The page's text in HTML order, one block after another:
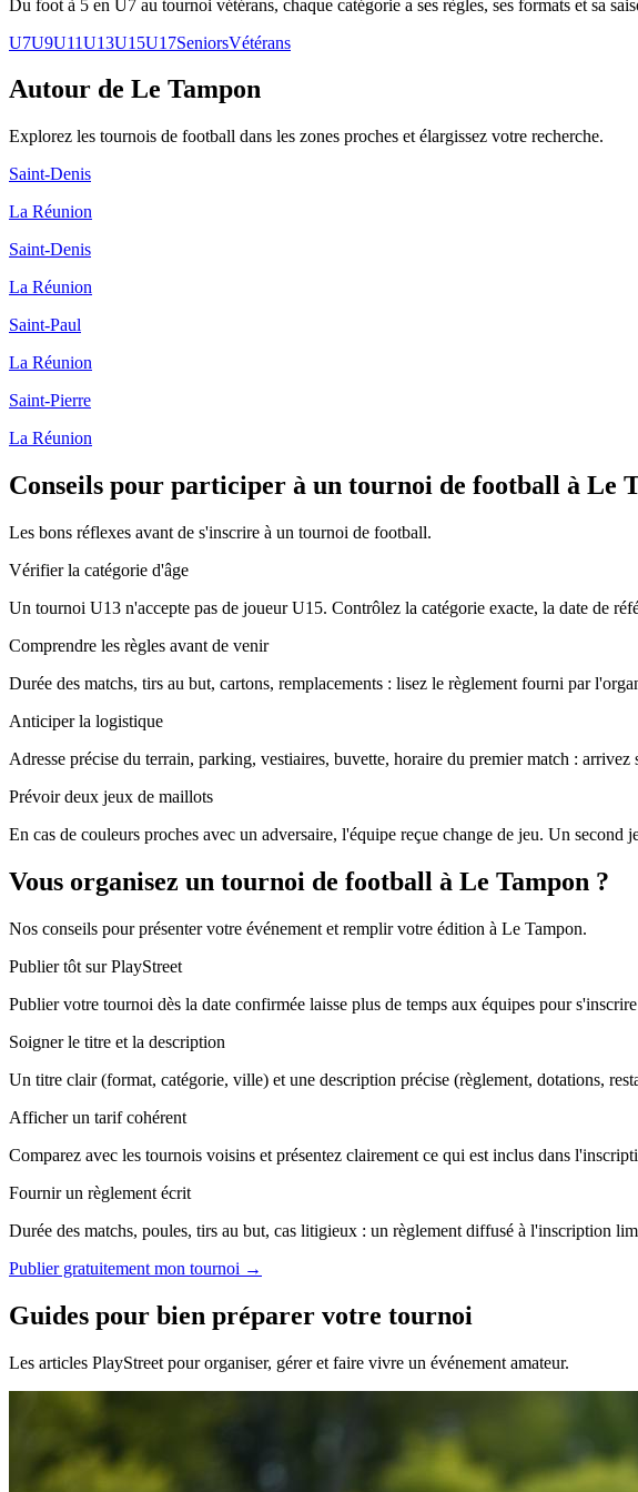
Du foot à 5 en U7 au tournoi vétérans, chaque catégorie a ses règles, ses formats et sa
U7U9U11U13U15U17SeniorsVétérans
Autour de Le Tampon
Explorez les tournois de football dans les zones proches et élargissez votre recherche.
Saint-Denis
La Réunion
Saint-Denis
La Réunion
Saint-Paul
La Réunion
Saint-Pierre
La Réunion
Conseils pour participer à un tournoi de football à Le
Les bons réflexes avant de s'inscrire à un tournoi de football.
Vérifier la catégorie d'âge
Un tournoi U13 n'accepte pas de joueur U15. Contrôlez la catégorie exacte, la date de
Comprendre les règles avant de venir
Durée des matchs, tirs au but, cartons, remplacements : lisez le règlement fourni par
Anticiper la logistique
Adresse précise du terrain, parking, vestiaires, buvette, horaire du premier match :
Prévoir deux jeux de maillots
En cas de couleurs proches avec un adversaire, l'équipe reçue change de jeu. Un second
Vous organisez un tournoi de football à Le Tampon ?
Nos conseils pour présenter votre événement et remplir votre édition à Le Tampon.
Publier tôt sur PlayStreet
Publier votre tournoi dès la date confirmée laisse plus de temps aux équipes pour
Soigner le titre et la description
Un titre clair (format, catégorie, ville) et une description précise (règlement, dotations,
Afficher un tarif cohérent
Comparez avec les tournois voisins et présentez clairement ce qui est inclus dans
Fournir un règlement écrit
Durée des matchs, poules, tirs au but, cas litigieux : un règlement diffusé à l'inscription
Publier gratuitement mon tournoi →
Guides pour bien préparer votre tournoi
Les articles PlayStreet pour organiser, gérer et faire vivre un événement amateur.